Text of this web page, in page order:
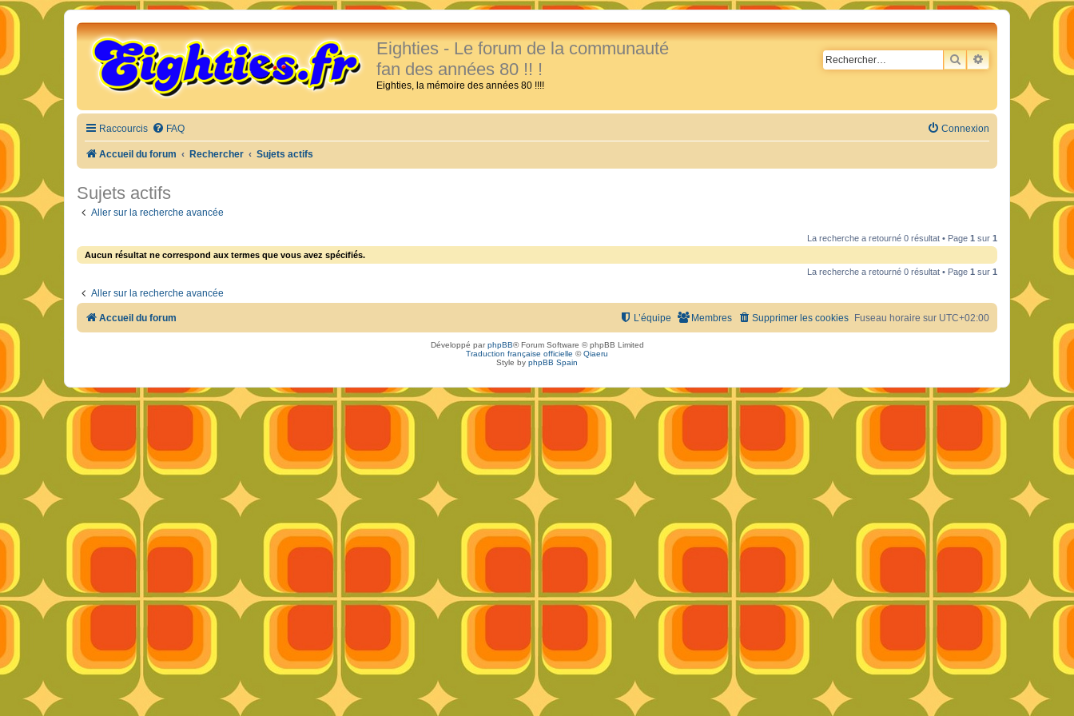
Eighties - Le forum de la communauté
fan des années 80 !! !
Eighties, la mémoire des années 80 !!!!
RECHERCHER
RECHERCHE
Raccourcis FAQ Connexion
Accueil du forum Rechercher Sujets actifs
Sujets actifs
Aller sur la recherche avancée
La recherche a retourné 0 résultat • Page 1 sur 1
Aucun résultat ne correspond aux termes que vous avez spécifiés.
La recherche a retourné 0 résultat • Page 1 sur 1
Aller sur la recherche avancée
Accueil du forum Fuseau horaire sur UTC+02:00
Supprimer les cookies
Membres
L’équipe
Développé parphpBB® Forum Software © phpBB Limited
Traduction française officielle ©Qiaeru
Style by phpBB Spain